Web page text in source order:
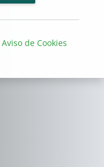
Aviso de Cookies